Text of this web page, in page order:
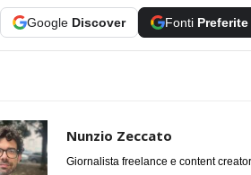
Google Discover Fonti Preferite
Nunzio Zeccato
Giornalista freelance e content